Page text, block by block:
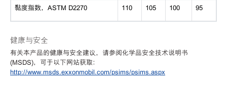
黏度指数，ASTM D2270 110 105 100 95
健康与安全
有关本产品的健康与安全建议，请参阅化学品安全技术说明书
(MSDS)，可于以下网站获取：
http://www.msds.exxonmobil.com/psims/psims.aspx